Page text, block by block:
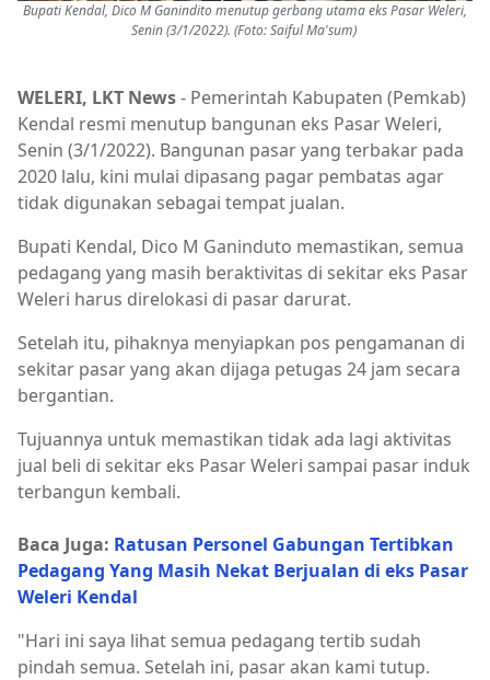
Bupati Kendal, Dico M Ganindito menutup gerbang utama eks Pasar Weleri,
Senin (3/1/2022). (Foto: Saiful Ma'sum)
WELERI, LKT News- Pemerintah Kabupaten (Pemkab)
Kendal resmi menutup bangunan eks Pasar Weleri,
Senin (3/1/2022). Bangunan pasar yang terbakar pada
2020 lalu, kini mulai dipasang pagar pembatas agar
tidak digunakan sebagai tempat jualan.
Bupati Kendal, Dico M Ganinduto memastikan, semua
pedagang yang masih beraktivitas di sekitar eks Pasar
Weleri harus direlokasi di pasar darurat.
Setelah itu, pihaknya menyiapkan pos pengamanan di
sekitar pasar yang akan dijaga petugas 24 jam secara
bergantian.
Tujuannya untuk memastikan tidak ada lagi aktivitas
jual beli di sekitar eks Pasar Weleri sampai pasar induk
terbangun kembali.
Baca Juga: Ratusan Personel Gabungan Tertibkan
Pedagang Yang Masih Nekat Berjualan di eks Pasar
Weleri Kendal
"Hari ini saya lihat semua pedagang tertib sudah
pindah semua. Setelah ini, pasar akan kami tutup.